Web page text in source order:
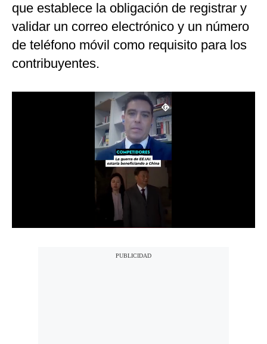
Club del Suscriptor
Mix
G de Gestión
Notas Contratadas
que establece la obligación de registrar y
validar un correo electrónico y un número
de teléfono móvil como requisito para los
contribuyentes.